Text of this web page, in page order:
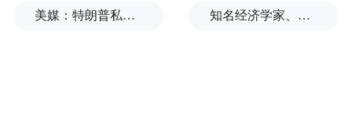
美媒：特朗普私下支持万斯参加下届美国大选 知名经济学家、教育家、出版人高希均辞世，享年90岁